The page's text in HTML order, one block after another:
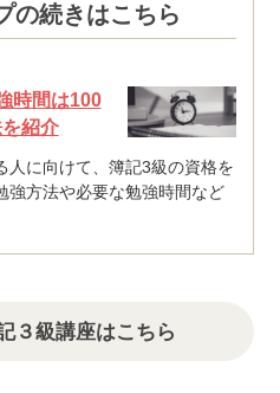
の続きはこちら
時間は100
紹介
人に向けて、簿記3級の資格を
強方法や必要な勉強時間など
３級講座はこちら